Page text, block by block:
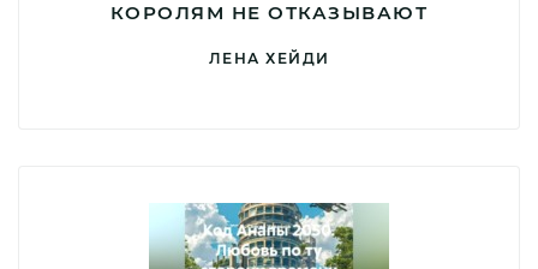
КОРОЛЯМ НЕ ОТКАЗЫВАЮТ
ЛЕНА ХЕЙДИ